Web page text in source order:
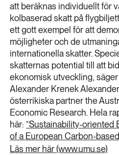
att beräknas individuellt för
kolbaserad skatt på
ett gott exempel för att
möjligheter och de
internationella skatter.
skatternas potential till att
ekonomisk utveckling,
Alexander Krenek
österrikiska partner the
Economic Research. Hela
här: “Sustainability-oriented
of a European Carbon-
Läs mer här (www.umu.se)